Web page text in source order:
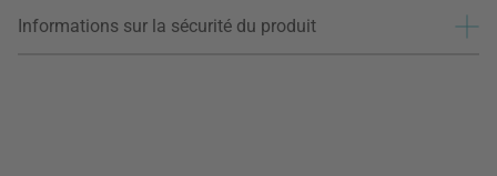
Informations sur la sécurité du produit